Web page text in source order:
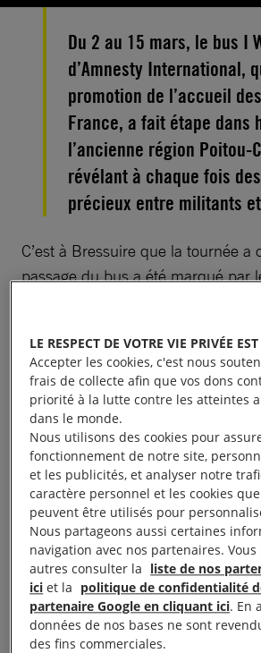
Du 2 au 15 mars, le bus I
d’Amnesty International,
promotion de l’accueil
France, a fait étape dans
l’ancienne région Poitou-
révélant à chaque fois
précieux entre militants
C’est à Bressuire que la tournée a
passage du bus a été marqué par
silence organisé par l’association
immigrés du Bressuirais.
LE RESPECT DE VOTRE VIE PRIVÉE
Accepter les cookies, c'est nous
frais de collecte afin que vos dons
priorité à la lutte contre les atteintes
dans le monde.
Nous utilisons des cookies pour
fonctionnement de notre site,
et les publicités, et analyser notre
caractère personnel et les cookies
peuvent être utilisés pour
Nous partageons aussi certaines
navigation avec nos partenaires.
autres consulter la liste de nos
ici et la politique de confidentialité
partenaire Google en cliquant ici. En
données de nos bases ne sont
des fins commerciales.